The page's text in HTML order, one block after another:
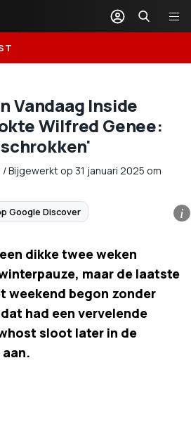
Vandaag Inside
Wilfred Genee:
/Bijgewerkt op 31 januari 2025 om
Google Discover i
dikke twee weken
maar de laatste
weekend begon zonder
had een vervelende
sloot later in de